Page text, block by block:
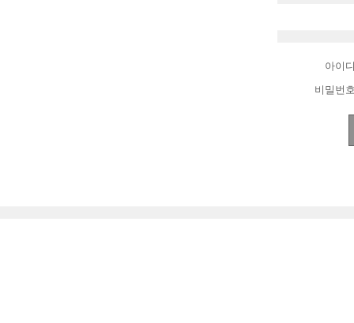
아이
비밀번